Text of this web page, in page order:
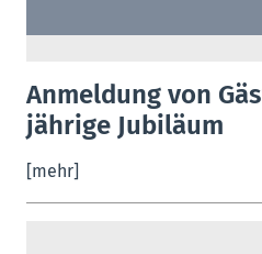
Anmeldung von
jährige Jubiläum
[mehr]